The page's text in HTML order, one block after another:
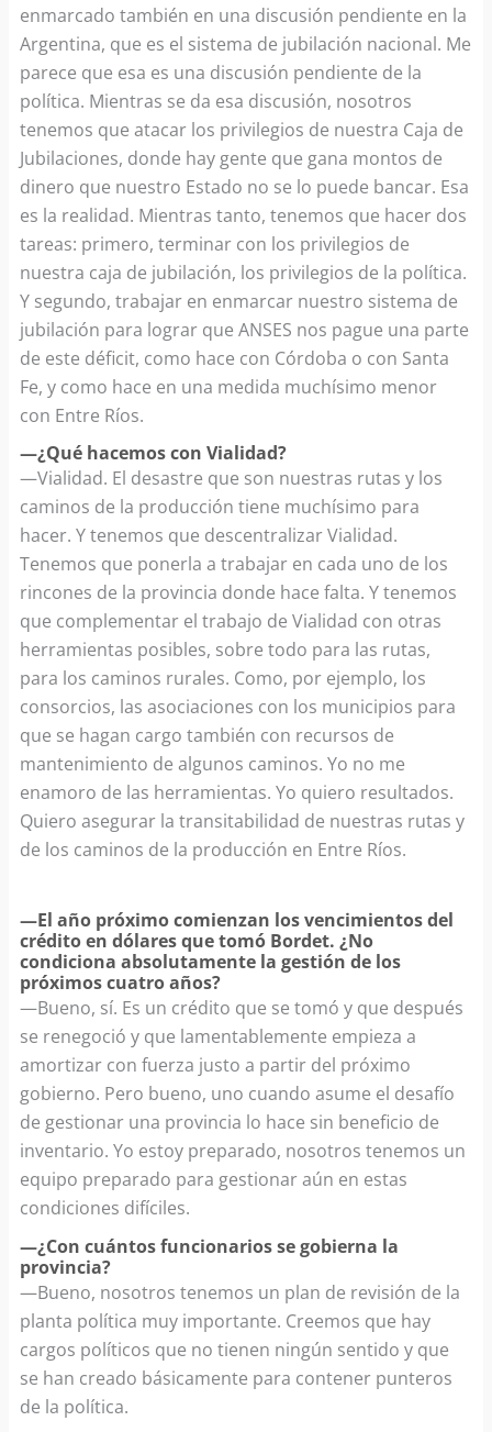
enmarcado también en una discusión pendiente en la
Argentina, que es el sistema de jubilación nacional. Me
parece que esa es una discusión pendiente de la
política. Mientras se da esa discusión, nosotros
tenemos que atacar los privilegios de nuestra Caja de
Jubilaciones, donde hay gente que gana montos de
dinero que nuestro Estado no se lo puede bancar. Esa
es la realidad. Mientras tanto, tenemos que hacer dos
tareas: primero, terminar con los privilegios de
nuestra caja de jubilación, los privilegios de la política.
Y segundo, trabajar en enmarcar nuestro sistema de
jubilación para lograr que ANSES nos pague una parte
de este déficit, como hace con Córdoba o con Santa
Fe, y como hace en una medida muchísimo menor
con Entre Ríos.
—¿Qué hacemos con Vialidad?
—Vialidad. El desastre que son nuestras rutas y los
caminos de la producción tiene muchísimo para
hacer. Y tenemos que descentralizar Vialidad.
Tenemos que ponerla a trabajar en cada uno de los
rincones de la provincia donde hace falta. Y tenemos
que complementar el trabajo de Vialidad con otras
herramientas posibles, sobre todo para las rutas,
para los caminos rurales. Como, por ejemplo, los
consorcios, las asociaciones con los municipios para
que se hagan cargo también con recursos de
mantenimiento de algunos caminos. Yo no me
enamoro de las herramientas. Yo quiero resultados.
Quiero asegurar la transitabilidad de nuestras rutas y
de los caminos de la producción en Entre Ríos.
—El año próximo comienzan los vencimientos del
crédito en dólares que tomó Bordet. ¿No
condiciona absolutamente la gestión de los
próximos cuatro años?
—Bueno, sí. Es un crédito que se tomó y que después
se renegoció y que lamentablemente empieza a
amortizar con fuerza justo a partir del próximo
gobierno. Pero bueno, uno cuando asume el desafío
de gestionar una provincia lo hace sin beneficio de
inventario. Yo estoy preparado, nosotros tenemos un
equipo preparado para gestionar aún en estas
condiciones difíciles.
—¿Con cuántos funcionarios se gobierna la
provincia?
—Bueno, nosotros tenemos un plan de revisión de la
planta política muy importante. Creemos que hay
cargos políticos que no tienen ningún sentido y que
se han creado básicamente para contener punteros
de la política.